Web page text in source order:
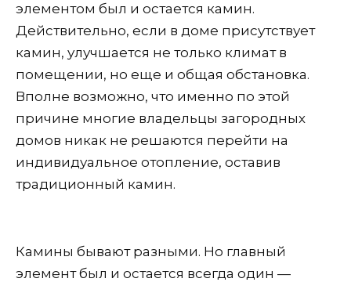
элементом был и остается камин.
Действительно, если в доме присутствует
камин, улучшается не только климат в
помещении, но еще и общая обстановка.
Вполне возможно, что именно по этой
причине многие владельцы загородных
домов никак не решаются перейти на
индивидуальное отопление, оставив
традиционный камин.
Камины бывают разными. Но главный
элемент был и остается всегда один —